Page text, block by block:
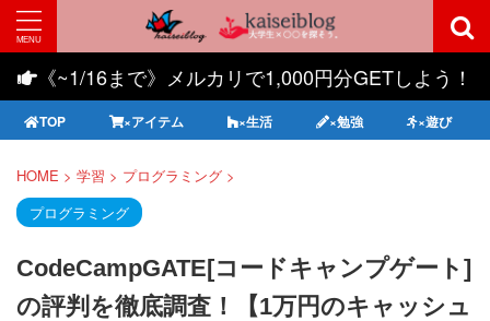
《~1/16まで》メルカリで1,000円分GETしよう！
TOP ×アイテム ×生活 ×勉強 ×遊び
HOME > 学習 > プログラミング >
プログラミング
CodeCampGATE[コードキャンプゲート]
の評判を徹底調査！【1万円のキャッシュ